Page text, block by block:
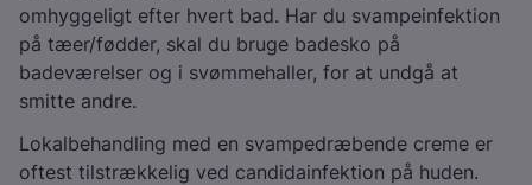
omhyggeligt efter hvert bad. Har du svampeinfektion
på tæer/fødder, skal du bruge badesko på
badeværelser og i svømmehaller, for at undgå at
smitte andre.
Lokalbehandling med en svampedræbende creme er
oftest tilstrækkelig ved candidainfektion på huden.